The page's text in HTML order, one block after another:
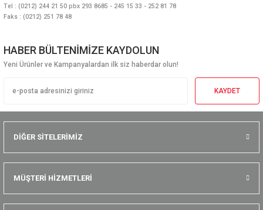
Tel : (0212) 244 21 50 pbx 293 8685 - 245 15 33 - 252 81 78
Faks : (0212) 251 78 48
HABER BÜLTENİMİZE KAYDOLUN
Yeni Ürünler ve Kampanyalardan ilk siz haberdar olun!
KAYDET
DİĞER SİTELERİMİZ
MÜŞTERİ HİZMETLERİ